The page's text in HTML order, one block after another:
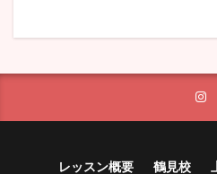
レッスン概要 鶴見校